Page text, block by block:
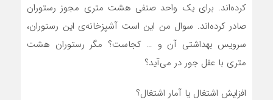
کرده‌اند. برای یک واحد صنفی هشت متری مجوز رستوران
صادر کرده‌اند. سوال من این است آشپزخانه‌ی این رستوران،
سرویس بهداشتی آن و … کجاست؟ مگر رستوران هشت
متری با عقل جور در می‌آید؟
افزایش اشتغال یا آمار اشتغال؟